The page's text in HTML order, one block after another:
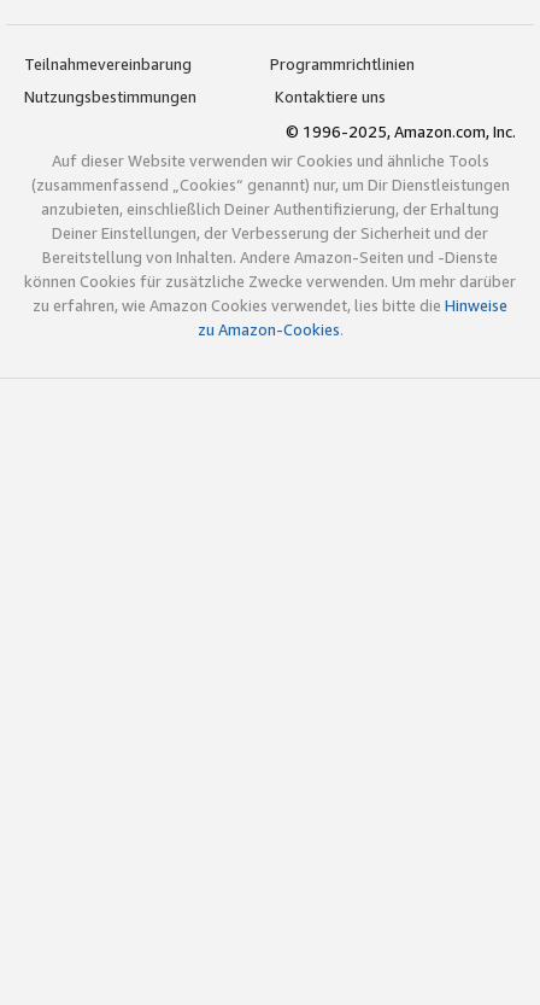
Teilnahmevereinbarung
Programmrichtlinien
Nutzungsbestimmungen
Kontaktiere uns
© 1996-2025, Amazon.com, Inc.
Auf dieser Website verwenden wir Cookies und ähnliche Tools
(zusammenfassend „Cookies“ genannt) nur, um Dir Dienstleistungen
anzubieten, einschließlich Deiner Authentifizierung, der Erhaltung
Deiner Einstellungen, der Verbesserung der Sicherheit und der
Bereitstellung von Inhalten. Andere Amazon-Seiten und -Dienste
können Cookies für zusätzliche Zwecke verwenden. Um mehr darüber
zu erfahren, wie Amazon Cookies verwendet, lies bitte die Hinweise
zu Amazon-Cookies.